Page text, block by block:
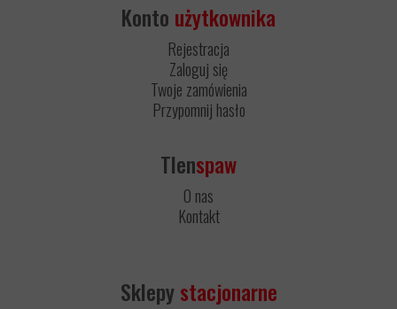
Konto użytkownika
Rejestracja
Zaloguj się
Twoje zamówienia
Przypomnij hasło
Tlenspaw
O nas
Kontakt
Sklepystacjonarne